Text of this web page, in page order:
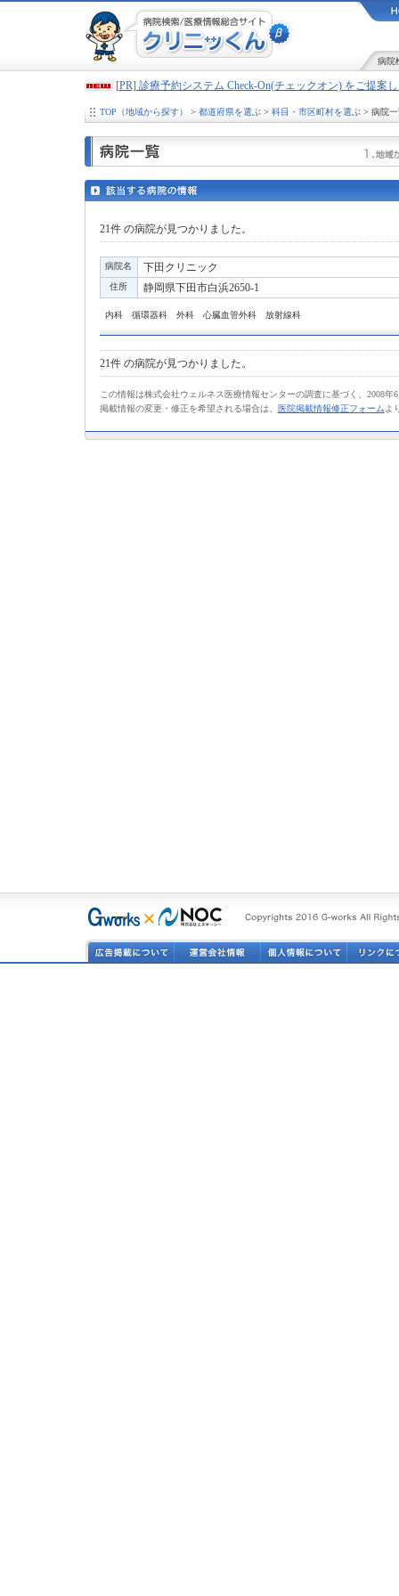
病院
[PR] 診療予約システム Check-On(チェックオン) をご提案
TOP（地域から探す） > 都道府県を選ぶ> 科目・市区町村を選ぶ> 病院一
21件の病院が見つかりました。
病院名 下田クリニック
住所 静岡県下田市白浜2650-1
内科 循環器科 外科 心臓血管外科 放射線科
21件の病院が見つかりました。
この情報は株式会社ウェルネス医療情報センターの調査に基づく、2008年
掲載情報の変更・修正を希望される場合は、
医院掲載情報修正フォーム よ